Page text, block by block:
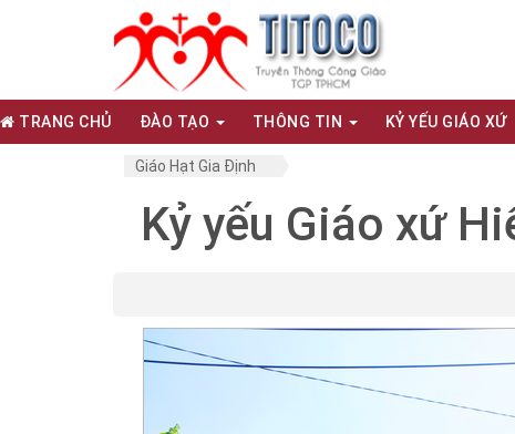
TRANG CHỦ ĐÀO TẠO THÔNG TIN KỶ YẾU GIÁO XỨ
Giáo Hạt Gia Định
Kỷ yếu Giáo xứ